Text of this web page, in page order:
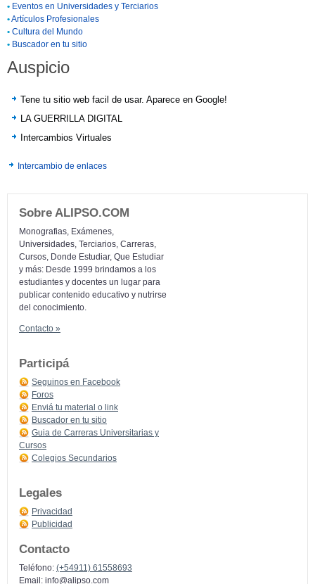
• Eventos en Universidades y Terciarios
•Artículos Profesionales
• Cultura del Mundo
• Buscador en tu sitio
Auspicio
Tene tu sitio web facil de usar. Aparece en Google!
LA GUERRILLA DIGITAL
Intercambios Virtuales
Intercambio de enlaces
Sobre ALIPSO.COM
Monografias, Exámenes,
Universidades, Terciarios, Carreras,
Cursos, Donde Estudiar, Que Estudiar
y más: Desde 1999 brindamos a los
estudiantes y docentes un lugar para
publicar contenido educativo y nutrirse
del conocimiento.
Contacto »
Participá
Seguinos en Facebook
Foros
Enviá tu material o link
Buscador en tu sitio
Guia de Carreras Universitarias y
Cursos
Colegios Secundarios
Legales
Privacidad
Publicidad
Contacto
Teléfono: (+54911) 61558693
Email: info@alipso.com